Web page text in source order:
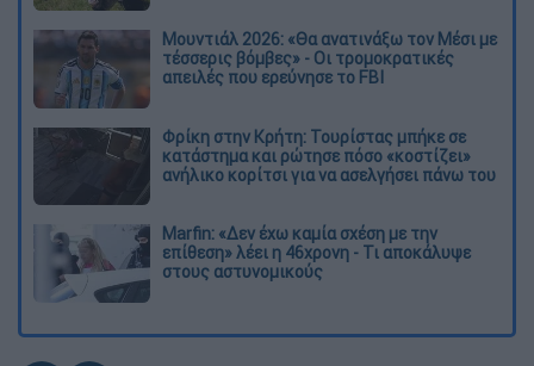
Μουντιάλ 2026: «Θα ανατινάξω τον Μέσι με
τέσσερις βόμβες» - Οι τρομοκρατικές
απειλές που ερεύνησε το FBI
Φρίκη στην Κρήτη: Τουρίστας μπήκε σε
κατάστημα και ρώτησε πόσο «κοστίζει»
ανήλικο κορίτσι για να ασελγήσει πάνω του
Marfin: «Δεν έχω καμία σχέση με την
επίθεση» λέει η 46χρονη - Τι αποκάλυψε
στους αστυνομικούς